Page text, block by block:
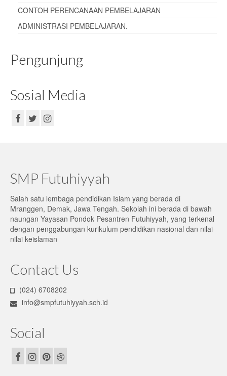
CONTOH PERENCANAAN PEMBELAJARAN
ADMINISTRASI PEMBELAJARAN.
Pengunjung
Sosial Media
SMP Futuhiyyah
Salah satu lembaga pendidikan Islam yang berada di
Mranggen, Demak, Jawa Tengah. Sekolah ini berada di bawah
naungan Yayasan Pondok Pesantren Futuhiyyah, yang terkenal
dengan penggabungan kurikulum pendidikan nasional dan nilai-
nilai keislaman
Contact Us
(024) 6708202
info@smpfutuhiyyah.sch.id
Social